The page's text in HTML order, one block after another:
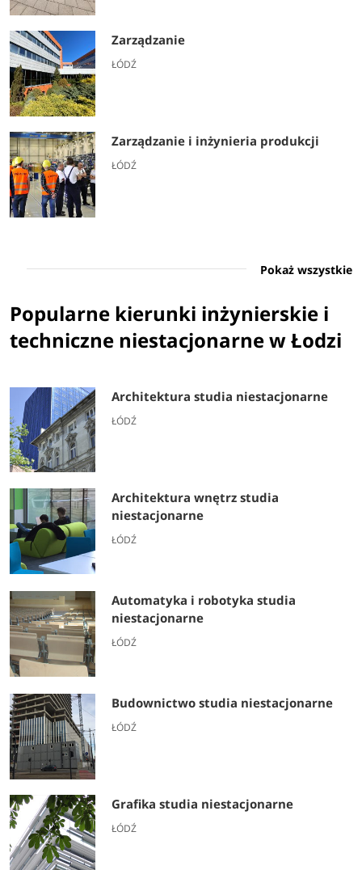
Zarządzanie
ŁÓDŹ
Zarządzanie i inżynieria produkcji
ŁÓDŹ
Pokaż wszystkie
Popularne kierunki inżynierskie i
techniczne niestacjonarne w Łodzi
Architektura studia niestacjonarne
ŁÓDŹ
Architektura wnętrz studia
niestacjonarne
ŁÓDŹ
Automatyka i robotyka studia
niestacjonarne
ŁÓDŹ
Budownictwo studia niestacjonarne
ŁÓDŹ
Grafika studia niestacjonarne
ŁÓDŹ